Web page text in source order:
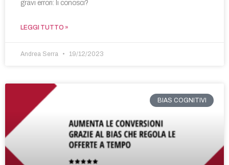
gravi errori: li conosci?
LEGGI TUTTO »
Andrea Serra 19/12/2023
BIAS COGNITIVI